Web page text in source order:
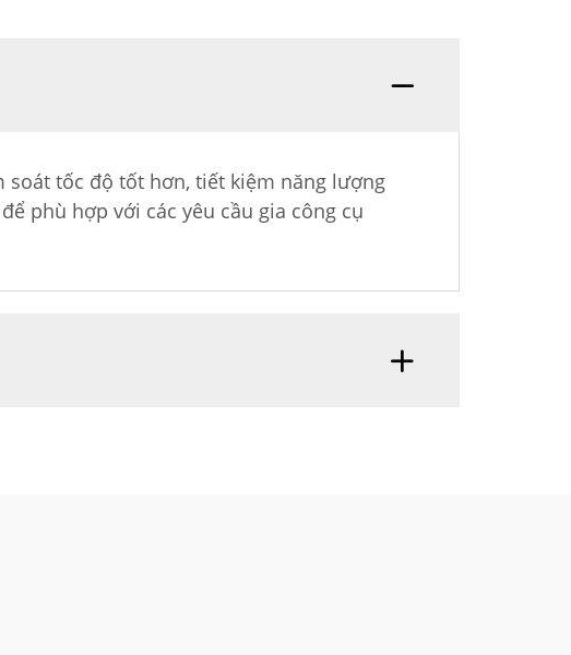
soát tốc độ tốt hơn, tiết kiệm năng lượng
phù hợp với các yêu cầu gia công cụ